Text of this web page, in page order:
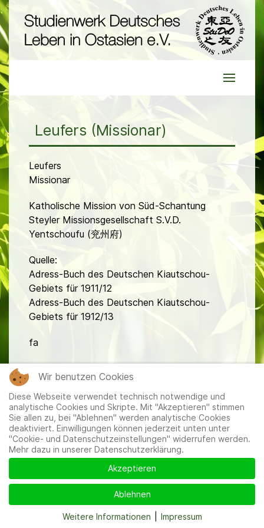
Leufers (Missionar)
Leufers
Missionar
Katholische Mission von Süd-Schantung
Steyler Missionsgesellschaft S.V.D.
Yentschoufu (兖州府)
Quelle:
Adress-Buch des Deutschen Kiautschou-
Gebiets für 1911/12
Adress-Buch des Deutschen Kiautschou-
Gebiets für 1912/13
fa
Mitglieder|Impressum|Datenschutzerklärung|Cookie-
und Datenschutzeinstellungen
Wir benutzen Cookies
Diese Webseite verwendet technisch notwendige und
analytische Cookies und Skripte. Mit "Akzeptieren" stimmen
Sie allen zu, bei "Ablehnen" werden analytische Cookies
deaktiviert. Einwilligungen können jederzeit unten unter
"Cookie- und Datenschutzeinstellungen" widerrufen werden.
Mehr dazu in unserer Datenschutzerklärung.
Akzeptieren
Ablehnen
Weitere Informationen Impressum